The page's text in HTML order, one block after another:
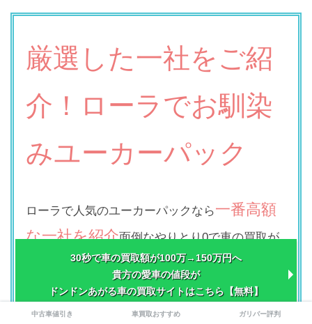
厳選した一社をご紹
介！ローラでお馴染
みユーカーパック
ローラで人気のユーカーパックなら一番高額
な一社を紹介面倒なやりとり0で車の買取が
出来ます30秒で車の買取額が100万→150万円へ
貴方の愛車の値段が
ドンドンあがる車の買取サイトはこちら【無料】
中古車値引き 車買取おすすめ ガリバー評判